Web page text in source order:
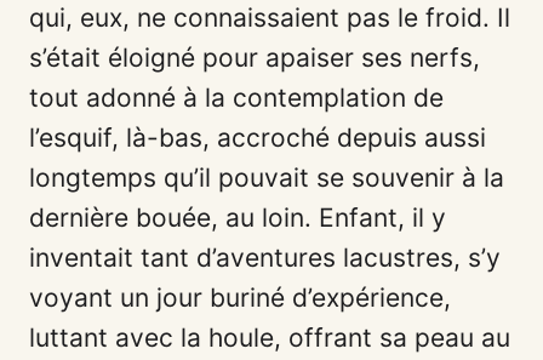
qui, eux, ne connaissaient pas le froid. Il
s’était éloigné pour apaiser ses nerfs,
tout adonné à la contemplation de
l’esquif, là-bas, accroché depuis aussi
longtemps qu’il pouvait se souvenir à la
dernière bouée, au loin. Enfant, il y
inventait tant d’aventures lacustres, s’y
voyant un jour buriné d’expérience,
luttant avec la houle, offrant sa peau au